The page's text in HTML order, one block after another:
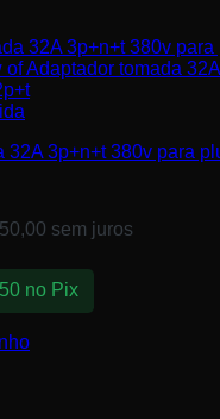
​32A 3p+n+t 380v ​para
50,00 sem juros
no Pix